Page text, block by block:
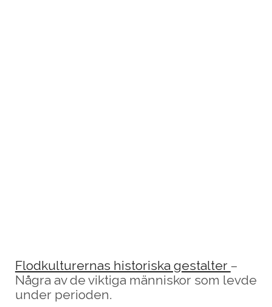
Flodkulturernas historiska gestalter –
Några av de viktiga människor som levde
under perioden.